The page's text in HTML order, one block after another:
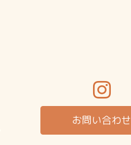
お問い合わせ